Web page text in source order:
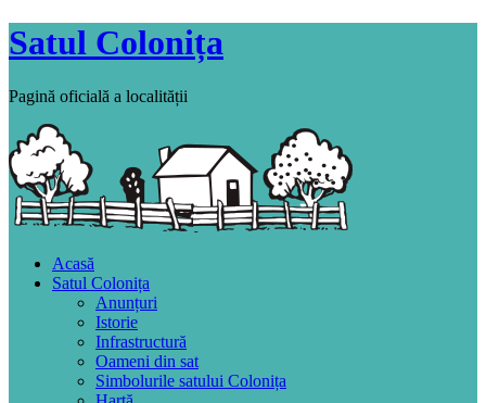
Satul Colonița
Pagină oficială a localității
Acasă
Satul Colonița
Anunțuri
Istorie
Infrastructură
Oameni din sat
Simbolurile satului Colonița